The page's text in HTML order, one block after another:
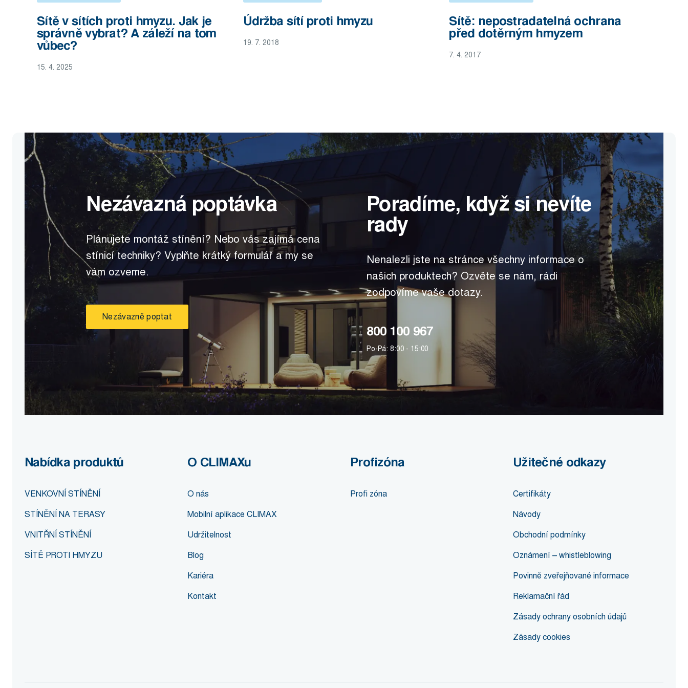
Sítě v sítích proti hmyzu. Jak je
správně vybrat? A záleží na tom
vůbec?
15. 4. 2025
Údržba sítí proti hmyzu
19. 7. 2018
Sítě: nepostradatelná ochrana
před dotěrným hmyzem
7. 4. 2017
Nezávazná poptávka
Plánujete montáž stínění? Nebo vás zajímá cena
stínicí techniky? Vyplňte krátký formulář a my se
vám ozveme.
Nezávazně poptat
Poradíme, když si nevíte
rady
Nenalezli jste na stránce všechny informace o
našich produktech? Ozvěte se nám, rádi
zodpovíme vaše dotazy.
800 100 967
Po-Pá: 8:00 - 15:00
Nabídka produktů
VENKOVNÍ STÍNĚNÍ
STÍNĚNÍ NA TERASY
VNITŘNÍ STÍNĚNÍ
SÍTĚ PROTI HMYZU
O CLIMAXu
O nás
Mobilní aplikace CLIMAX
Udržitelnost
Blog
Kariéra
Kontakt
Profizóna
Profi zóna
Užitečné odkazy
Certifikáty
Návody
Obchodní podmínky
Oznámení – whistleblowing
Povinně zveřejňované informace
Reklamační řád
Zásady ochrany osobních údajů
Zásady cookies